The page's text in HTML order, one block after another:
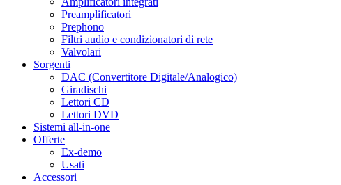
Preamplificatori
Prephono
Filtri audio e condizionatori di rete
Valvolari
Sorgenti
DAC (Convertitore Digitale/Analogico)
Giradischi
Lettori CD
Lettori DVD
Sistemi all-in-one
Offerte
Ex-demo
Usati
Accessori